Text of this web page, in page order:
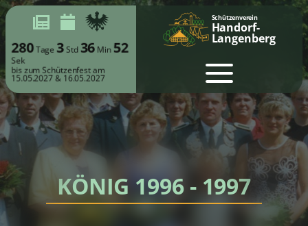
Schützenverein
Handorf-
Langenberg
280Tage 3 Std 36 Min 51
Sek
bis zum Schützenfest am
15.05.2027 & 16.05.2027
KÖNIG 1996 - 1997